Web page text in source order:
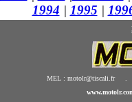
1994 | 1995 |
MEL : motolr@tiscali.fr .